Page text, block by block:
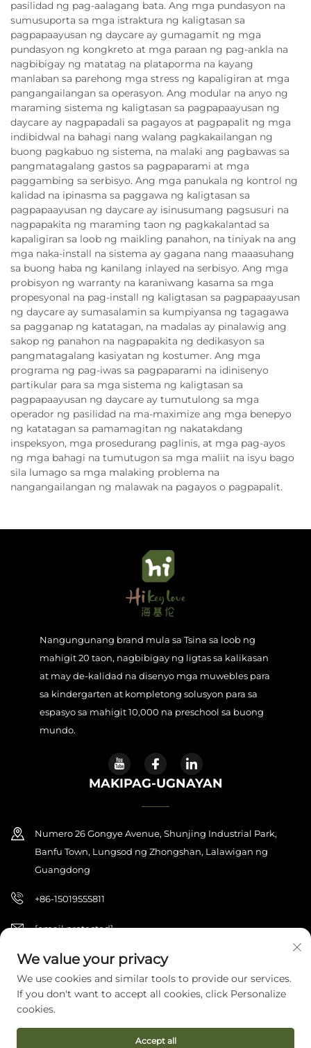
pasilidad ng pag-aalagang bata. Ang mga pundasyon na
sumusuporta sa mga istraktura ng kaligtasan sa
pagpapaayusan ng daycare ay gumagamit ng mga
pundasyon ng kongkreto at mga paraan ng pag-ankla na
nagbibigay ng matatag na plataporma na kayang
manlaban sa parehong mga stress ng kapaligiran at mga
pangangailangan sa operasyon. Ang modular na anyo ng
maraming sistema ng kaligtasan sa pagpapaayusan ng
daycare ay nagpapadali sa pagayos at pagpapalit ng mga
indibidwal na bahagi nang walang pagkakailangan ng
buong pagkabuo ng sistema, na malaki ang pagbawas sa
pangmatagalang gastos sa pagpaparami at mga
paggambing sa serbisyo. Ang mga panukala ng kontrol ng
kalidad na ipinasma sa paggawa ng kaligtasan sa
pagpapaayusan ng daycare ay isinusumang pagsusuri na
nagpapakita ng maraming taon ng pagkakalantad sa
kapaligiran sa loob ng maikling panahon, na tiniyak na ang
mga naka-install na sistema ay gagana nang maaasuhang
sa buong haba ng kanilang inlayed na serbisyo. Ang mga
probisyon ng warranty na karaniwang kasama sa mga
propesyonal na pag-install ng kaligtasan sa pagpapaayusan
ng daycare ay sumasalamin sa kumpiyansa ng tagagawa
sa pagganap ng katatagan, na madalas ay pinalawig ang
sakop ng panahon na nagpapakita ng dedikasyon sa
pangmatagalang kasiyatan ng kostumer. Ang mga
programa ng pag-iwas sa pagpaparami na idinisenyo
partikular para sa mga sistema ng kaligtasan sa
pagpapaayusan ng daycare ay tumutulong sa mga
operador ng pasilidad na ma-maximize ang mga benepyo
ng katatagan sa pamamagitan ng nakatakdang
inspeksyon, mga prosedurang paglinis, at mga pag-ayos
ng mga bahagi na tumutugon sa mga maliit na isyu bago
sila lumago sa mga malaking problema na
nangangailangan ng malawak na pagayos o pagpapalit.
Nangungunang brand mula sa Tsina sa loob ng
mahigit 20 taon, nagbibigay ng ligtas sa kalikasan
at may de-kalidad na disenyo mga muwebles para
sa kindergarten at kompletong solusyon para sa
espasyo sa mahigit 10,000 na preschool sa buong
mundo.
MAKIPAG-UGNAYAN
Numero 26 Gongye Avenue, Shunjing Industrial Park,
Banfu Town, Lungsod ng Zhongshan, Lalawigan ng
Guangdong
+86-15019555811
[email protected]
Copyright © 2026 Zhongshan Haijilun Cultural And Educational
Product Co., Ltd. Nakareserba ang lahat ng karapatan. Patakaran sa
We value your privacy
We use cookies and similar tools to provide our services.
If you don't want to accept all cookies, click Personalize
cookies.
Accept all